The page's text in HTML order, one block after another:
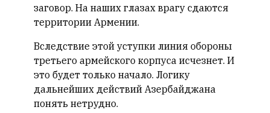
заговор. На наших глазах врагу сдаются
территории Армении.
Вследствие этой уступки линия обороны
третьего армейского корпуса исчезнет. И
это будет только начало. Логику
дальнейших действий Азербайджана
понять нетрудно.